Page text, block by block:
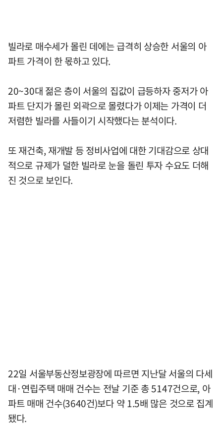
빌라로 매수세가 몰린 데에는 급격히 상승한 서울의 아
파트 가격이 한 몫하고 있다.
20~30대 젊은 층이 서울의 집값이 급등하자 중저가 아
파트 단지가 몰린 외곽으로 몰렸다가 이제는 가격이 더
저렴한 빌라를 사들이기 시작했다는 분석이다.
또 재건축, 재개발 등 정비사업에 대한 기대감으로 상대
적으로 규제가 덜한 빌라로 눈을 돌린 투자 수요도 더해
진 것으로 보인다.
22일 서울부동산정보광장에 따르면 지난달 서울의 다세
대·연립주택 매매 건수는 전날 기준 총 5147건으로, 아
파트 매매 건수(3640건)보다 약 1.5배 많은 것으로 집계
됐다.